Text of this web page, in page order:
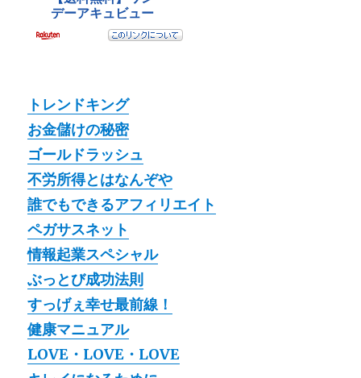
トレンドキング
お金儲けの秘密
ゴールドラッシュ
不労所得とはなんぞや
誰でもできるアフィリエイト
ペガサスネット
情報起業スペシャル
ぶっとび成功法則
すっげぇ幸せ最前線！
健康マニュアル
LOVE・LOVE・LOVE